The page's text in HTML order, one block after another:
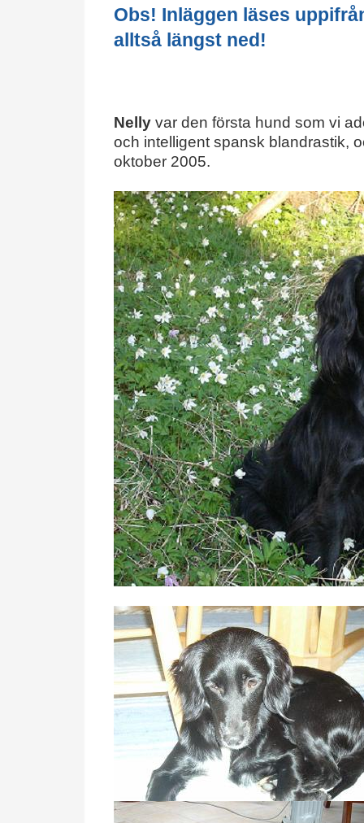
Obs! Inläggen läses
alltså längst ned!
Nelly var den första hund som vi
och intelligent spansk blandrastik,
oktober 2005.